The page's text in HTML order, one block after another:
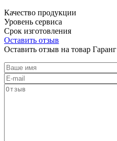
Качество продукции
Уровень сервиса
Срок изготовления
Оставить отзыв
Оставить отзыв на товар Гаранг